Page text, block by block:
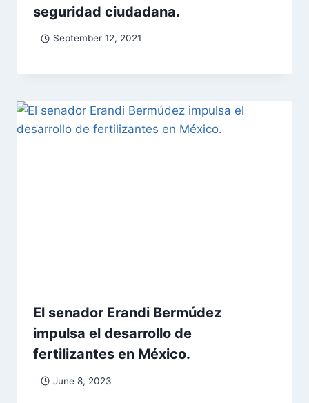
seguridad ciudadana.
September 12, 2021
El senador Erandi Bermúdez
impulsa el desarrollo de
fertilizantes en México.
June 8, 2023